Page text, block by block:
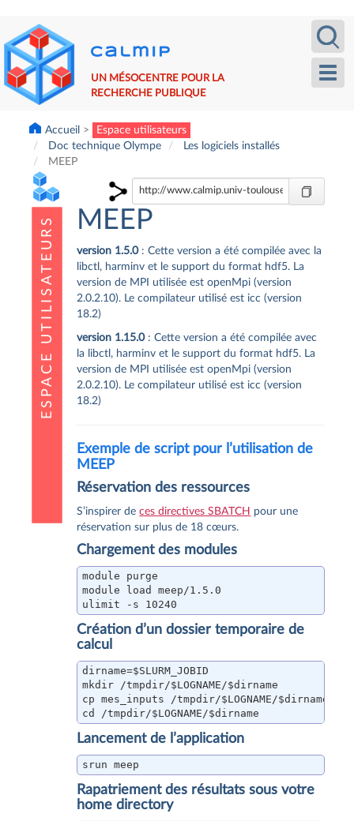
au
contenu
principal
UN MÉSOCENTRE POUR LA
RECHERCHE PUBLIQUE
Accueil
Espace utilisateurs
Doc technique Olympe
Les logiciels installés
MEEP
MEEP
version 1.5.0: Cette version a été compilée avec la
libctl, harminv et le support du format hdf5. La
version de MPI utilisée est openMpi (version
2.0.2.10). Le compilateur utilisé est icc (version
18.2)
version 1.15.0: Cette version a été compilée avec
la libctl, harminv et le support du format hdf5. La
version de MPI utilisée est openMpi (version
2.0.2.10). Le compilateur utilisé est icc (version
18.2)
Exemple de script pour l’utilisation de
MEEP
Réservation des ressources
S’inspirer deces directives SBATCH pour une
réservation sur plus de 18 cœurs.
Chargement des modules
module purge
module load meep/1.5.0
ulimit -s 10240
Création d’un dossier temporaire de
calcul
dirname=$SLURM_JOBID
mkdir /tmpdir/$LOGNAME/$dirname
cp mes_inputs /tmpdir/$LOGNAME/$dirname
cd /tmpdir/$LOGNAME/$dirname
Lancement de l’application
srun meep
Rapatriement des résultats sous votre
home directory